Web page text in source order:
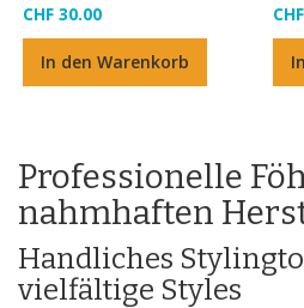
CHF 30.00
In den Warenkorb
Professionelle
nahmhaften
Handliches
vielfältige Styles